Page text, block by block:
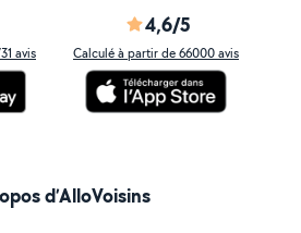
avis
4,6/5
Calculé à partir de 66000 avis
d’AlloVoisins